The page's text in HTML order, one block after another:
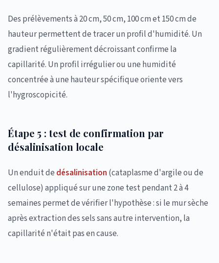
Des prélèvements à 20 cm, 50 cm, 100 cm et 150 cm de
hauteur permettent de tracer un profil d'humidité. Un
gradient régulièrement décroissant confirme la
capillarité. Un profil irrégulier ou une humidité
concentrée à une hauteur spécifique oriente vers
l'hygroscopicité.
Étape 5 : test de confirmation par
désalinisation locale
Un enduit de désalinisation (cataplasme d'argile ou de
cellulose) appliqué sur une zone test pendant 2 à 4
semaines permet de vérifier l'hypothèse : si le mur sèche
après extraction des sels sans autre intervention, la
capillarité n'était pas en cause.